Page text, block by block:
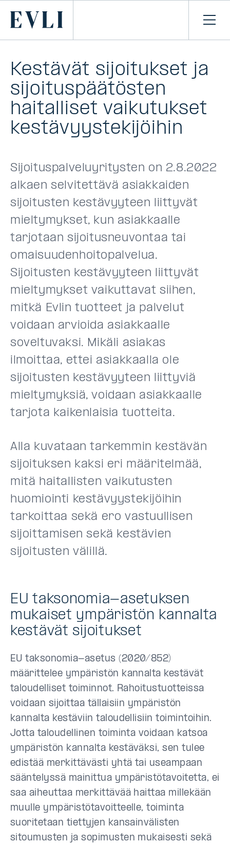
Primary
Avaa
Kestävät sijoitukset ja
sijoituspäätösten
haitalliset vaikutukset
kestävyystekijöihin
Sijoituspalveluyritysten on 2.8.2022
alkaen selvitettävä asiakkaiden
sijoitusten kestävyyteen liittyvät
mieltymykset, kun asiakkaalle
tarjotaan sijoitusneuvontaa tai
omaisuudenhoitopalvelua.
Sijoitusten kestävyyteen liittyvät
mieltymykset vaikuttavat siihen,
mitkä Evlin tuotteet ja palvelut
voidaan arvioida asiakkaalle
soveltuvaksi. Mikäli asiakas
ilmoittaa, ettei asiakkaalla ole
sijoitusten kestävyyteen liittyviä
mieltymyksiä, voidaan asiakkaalle
tarjota kaikenlaisia tuotteita.
Alla kuvataan tarkemmin kestävän
sijoituksen kaksi eri määritelmää,
mitä haitallisten vaikutusten
huomiointi kestävyystekijöihin
tarkoittaa sekä ero vastuullisen
sijoittamisen sekä kestävien
sijoitusten välillä.
EU taksonomia-asetuksen
mukaiset ympäristön kannalta
kestävät sijoitukset
EU taksonomia-asetus (2020/852)
määrittelee ympäristön kannalta kestävät
taloudelliset toiminnot. Rahoitustuotteissa
voidaan sijoittaa tällaisiin ympäristön
kannalta kestäviin taloudellisiin toimintoihin.
Jotta taloudellinen toiminta voidaan katsoa
ympäristön kannalta kestäväksi, sen tulee
edistää merkittävästi yhtä tai useampaan
sääntelyssä mainittua ympäristötavoitetta, ei
saa aiheuttaa merkittävää haittaa millekään
muulle ympäristötavoitteelle, toiminta
suoritetaan tiettyjen kansainvälisten
sitoumusten ja sopimusten mukaisesti sekä